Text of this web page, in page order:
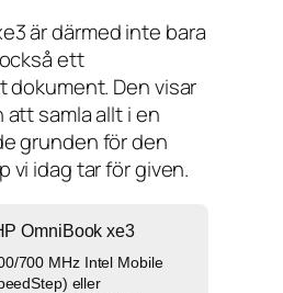
är därmed inte bara
ett
Den visar
samla allt i en
grunden för den
vi idag tar för given.
OmniBook xe3
700 MHz Intel Mobile
eller